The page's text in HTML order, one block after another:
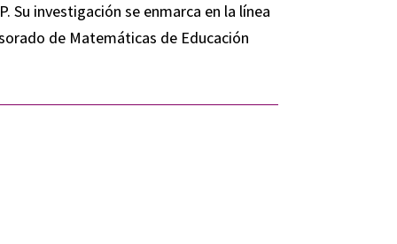
Su investigación se enmarca en la línea
de Matemáticas de Educación